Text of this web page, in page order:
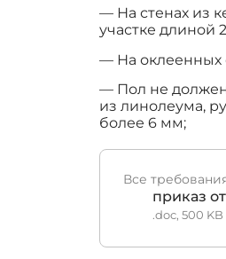
— На стенах из
участке длиной
— На оклеенных
— Пол не должен
из линолеума,
более 6 мм;
Все
приказ
.doc, 500 KB